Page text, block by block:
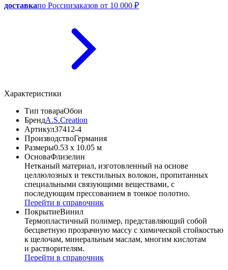
доставкапо Россиизаказов от 10 000 ₽
Характеристики
Тип товараОбои
БрендA.S.Creation
Артикул37412-4
ПроизводствоГермания
Размеры0.53 x 10.05 м
ОсноваФлизелин
Нетканый материал, изготовленный на основе
целлюлозных и текстильных волокон, пропитанных
специальными связующими веществами, с
последующим прессованием в тонкое полотно.
Перейти в справочник
ПокрытиеВинил
Термопластичный полимер, представляющий собой
бесцветную прозрачную массу с химической стойкостью
к щелочам, минеральным маслам, многим кислотам
и растворителям.
Перейти в справочник